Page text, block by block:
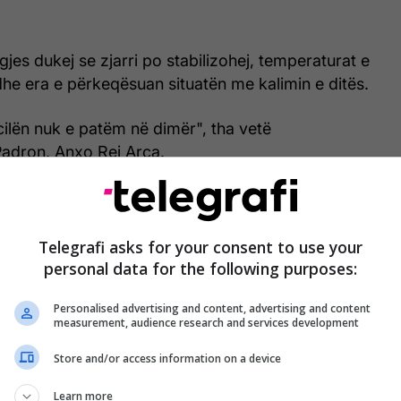
dukej se zjarri po stabilizohej, temperaturat e
era e përkeqësuan situatën me kalimin e ditës.
nuk e patëm në dimër", tha vetë
Anxo Rei Arca.
el incendio de vegetación en Sanaüja (Lleida), en
trabajando Bombershttps://t.co/KFbZrQl567
OxpXmxIAwF
TV (@europapress_tv)June 13, 2026
Telegrafi asks for your consent to use your
personal data for the following purposes:
Personalised advertising and content, advertising and content
measurement, audience research and services development
Store and/or access information on a device
Learn more